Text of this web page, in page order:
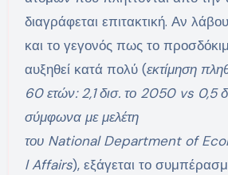
διαγράφεται επιτακτική. Αν
και το γεγονός πως το
αυξηθεί κατά πολύ (εκτίμηση
60 ετών: 2,1 δισ. το 2050 vs 0,5
σύμφωνα με μελέτη
του National Department of
l Affairs), εξάγεται το